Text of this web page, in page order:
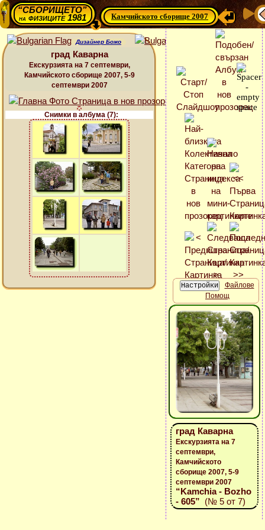
“СБОРИЩЕТО”
нафизиците 1981 Камчийското сборище 2007
Дизайнер Божо
град Каварна
Екскурзията на 7 септември,
Камчийското сборище 2007, 5-9
септември 2007
Снимки в албума (7):
Файлове
Помощ
град Каварна
Екскурзията на 7
септември,
Камчийското
сборище 2007, 5-9
септември 2007
“Kamchia - Bozho
- 605” (№ 5 от 7)